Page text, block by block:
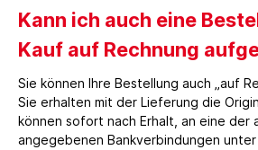
Kann ich auch eine
Kauf auf Rechnung
Sie können Ihre Bestellung auch „auf
Sie erhalten mit der Lieferung die
können sofort nach Erhalt, an eine der
angegebenen Bankverbindungen